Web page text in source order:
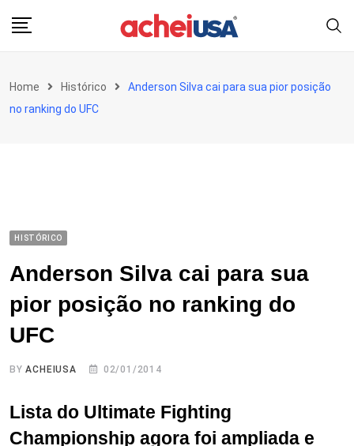
Home Histórico
Anderson Silva cai para sua pior posição
no ranking do UFC
HISTÓRICO
Anderson Silva cai para sua
pior posição no ranking do
UFC
BYACHEIUSA 02/01/2014
Lista do Ultimate Fighting
Championship agora foi ampliada e